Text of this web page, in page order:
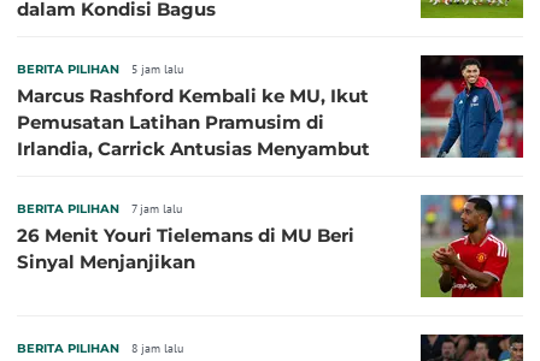
dalam Kondisi Bagus
BERITA PILIHAN 5 jam lalu
Marcus Rashford Kembali ke MU, Ikut
Pemusatan Latihan Pramusim di
Irlandia, Carrick Antusias Menyambut
BERITA PILIHAN 7 jam lalu
26 Menit Youri Tielemans di MU Beri
Sinyal Menjanjikan
BERITA PILIHAN 8 jam lalu